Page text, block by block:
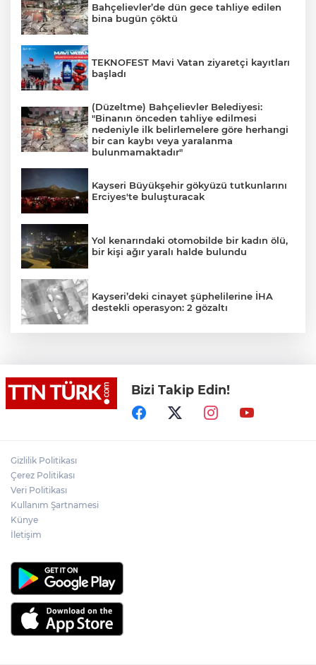
Bahçelievler’de dün gece tahliye edilen
bina bugün çöktü
TEKNOFEST Mavi Vatan ziyaretçi kayıtları
başladı
(Düzeltme) Bahçelievler Belediyesi:
"Binanın önceden tahliye edilmesi
nedeniyle ilk belirlemelere göre herhangi
bir can kaybı veya yaralanma
bulunmamaktadır"
Kayseri Büyükşehir gökyüzü tutkunlarını
Erciyes'te buluşturacak
Yol kenarındaki otomobilde bir kadın ölü,
bir kişi ağır yaralı halde bulundu
Kayseri’deki cinayet şüphelilerine İHA
destekli operasyon: 2 gözaltı
Cumhurbaşkanı Erdoğan, MHP lideri
Devlet Bahçeli’yi kabul etti
Bizi Takip Edin!
Gizlilik Politikası
Çerez Politikası
Veri Politikası
Kullanım Şartnamesi
Künye
İletişim